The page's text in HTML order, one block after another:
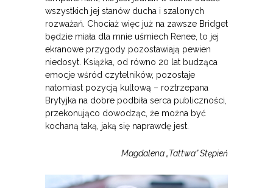
wszystkich jej stanów ducha i szalonych
rozważań. Chociaż więc już na zawsze Bridget
będzie miała dla mnie uśmiech Renee, to jej
ekranowe przygody pozostawiają pewien
niedosyt. Książka, od równo 20 lat budząca
emocje wśród czytelników, pozostaje
natomiast pozycją kultową – roztrzepana
Brytyjka na dobre podbiła serca publiczności,
przekonująco dowodząc, że można być
kochaną taką, jaką się naprawdę jest.
Magdalena „Tattwa” Stępień